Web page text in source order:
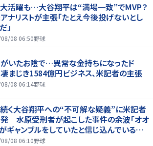
活躍も…大谷翔平は“満場一致”でMVP？
ナリストが主張「たとえ今後投げないとし
」
08 06:50野球
いたお陰で…異常な金持ちになったド
まじき1584億円ビジネス、米記者の主張
08 06:14野球
く大谷翔平への“不可解な疑義”に米記者
水原受刑者が起こした事件の余波「オオ
ギャンブルをしていたと信じ込んでいる人
数いる」
08 06:10野球